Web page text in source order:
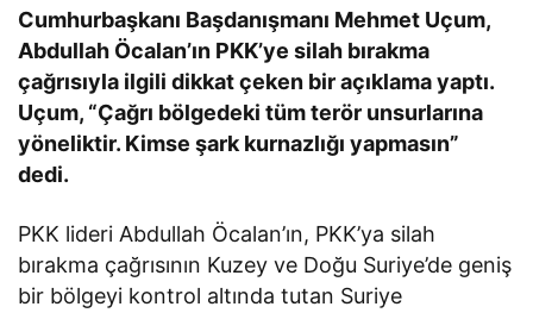
Cumhurbaşkanı Başdanışmanı Mehmet Uçum,
Abdullah Öcalan’ın PKK’ye silah bırakma
çağrısıyla ilgili dikkat çeken bir açıklama yaptı.
Uçum, “Çağrı bölgedeki tüm terör unsurlarına
yöneliktir. Kimse şark kurnazlığı yapmasın”
dedi.
PKK lideri Abdullah Öcalan’ın, PKK’ya silah
bırakma çağrısının Kuzey ve Doğu Suriye’de geniş
bir bölgeyi kontrol altında tutan Suriye